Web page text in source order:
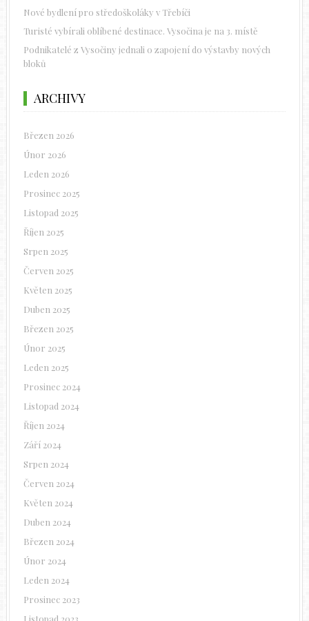
Nové bydlení pro středoškoláky v Třebíči
Turisté vybírali oblíbené destinace. Vysočina je na 3. místě
Podnikatelé z Vysočiny jednali o zapojení do výstavby nových
bloků
ARCHIVY
Březen 2026
Únor 2026
Leden 2026
Prosinec 2025
Listopad 2025
Říjen 2025
Srpen 2025
Červen 2025
Květen 2025
Duben 2025
Březen 2025
Únor 2025
Leden 2025
Prosinec 2024
Listopad 2024
Říjen 2024
Září 2024
Srpen 2024
Červen 2024
Květen 2024
Duben 2024
Březen 2024
Únor 2024
Leden 2024
Prosinec 2023
Listopad 2023